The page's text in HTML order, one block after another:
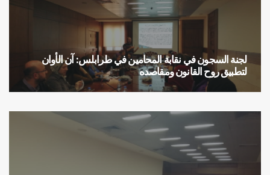
لجنة السجون في نقابة المحامين في طرابلس: آن الأوان
لتطبيق روح القانون ومقاصده
لجنة السجون في نقابة المحامين في طرابلس: آن الأوان لتطبيق روح القانون ومقاصده